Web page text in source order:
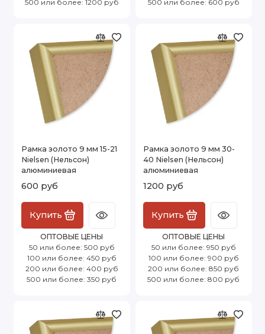
500 или более: 1200 руб
500 или более: 600 руб
Рамка золото 9 мм 15-21
Nielsen (Нельсон)
алюминиевая
600 руб
Купить
ОПТОВЫЕ ЦЕНЫ
50 или более: 500 руб
100 или более: 450 руб
200 или более: 400 руб
500 или более: 350 руб
Рамка золото 9 мм 30-
40 Nielsen (Нельсон)
алюминиевая
1200 руб
Купить
ОПТОВЫЕ ЦЕНЫ
50 или более: 950 руб
100 или более: 900 руб
200 или более: 850 руб
500 или более: 800 руб